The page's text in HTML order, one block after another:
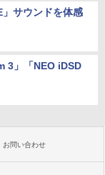
サウンドを体感
3」「NEO iDSD
お問い合わせ